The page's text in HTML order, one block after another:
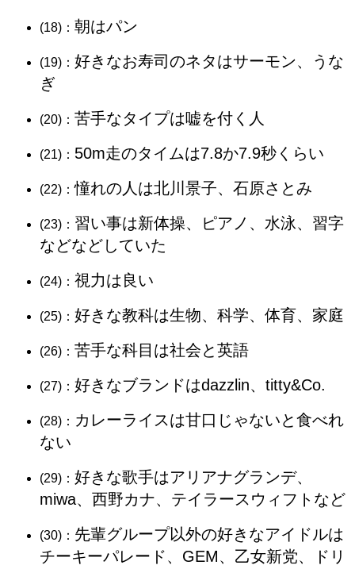
(18)： 朝はパン
(19)： 好きなお寿司のネタはサーモン、うな
ぎ
(20)： 苦手なタイプは嘘を付く人
(21)： 50m走のタイムは7.8か7.9秒くらい
(22)：憧れの人は北川景子、石原さとみ
(23)： 習い事は新体操、ピアノ、水泳、習字
などなどしていた
(24)： 視力は良い
(25)： 好きな教科は生物、科学、体育、家庭
(26)： 苦手な科目は社会と英語
(27)： 好きなブランドはdazzlin、titty&Co.
(28)： カレーライスは甘口じゃないと食べれ
ない
(29)： 好きな歌手はアリアナグランデ、
miwa、西野カナ、テイラースウィフトなど
(30)： 先輩グループ以外の好きなアイドルは
チーキーパレード、GEM、乙女新党、ドリ